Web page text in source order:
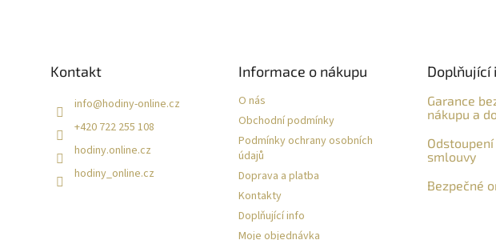
Kontakt
info@hodiny-online.cz
+420 722 255 108
hodiny.online.cz
hodiny_online.cz
Informace o nákupu
O nás
Obchodní podmínky
Podmínky ochrany osobních
údajů
Doprava a platba
Kontakty
Doplňující info
Moje objednávka
Doplňující
Garance
nákupu a
smlouvy
Bezpečné